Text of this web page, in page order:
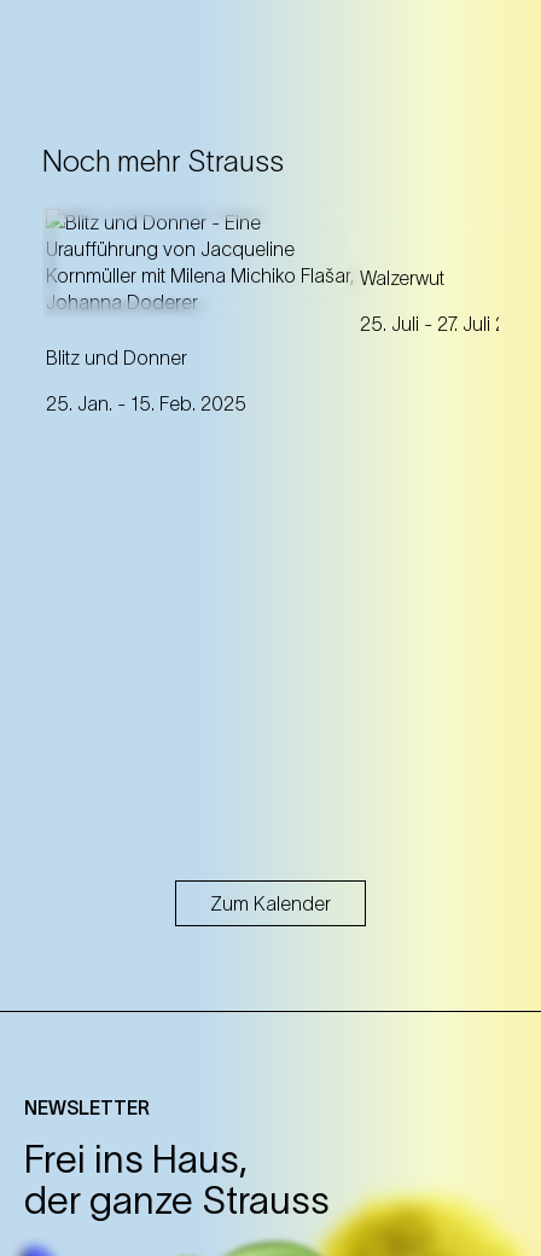
Noch mehr Strauss
Blitz und Donner
25. Jan. - 15. Feb. 2025
Eine verbotene Liebe wird
Theater: Milena Michiko Flašar
Johann Strauss an Olga
Walzerwut
25. Juli - 27. Juli 2025
Ein Tanzstück,
einem Best of
Zum Kalender
NEWSLETTER
Frei ins Haus,
der ganze Strauss